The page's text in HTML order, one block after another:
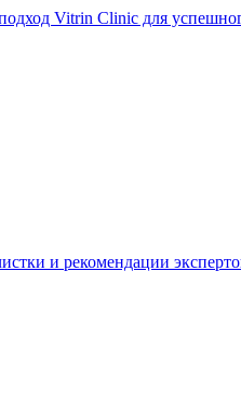
Vitrin Clinic для
и рекомендации